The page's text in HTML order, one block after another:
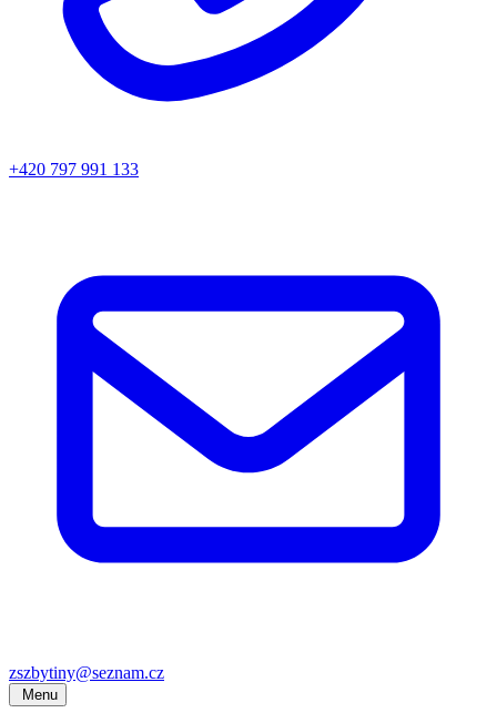
+420 797 991 133
zszbytiny@seznam.cz
Menu